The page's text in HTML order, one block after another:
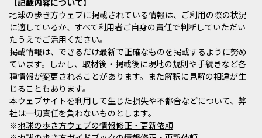
地球の歩き方ウェブに掲載されている情報は、ご利用の際の状況
に適しているか、すべて利用者ご自身の責任で判断していただい
たうえでご活用ください。
掲載情報は、できるだけ最新で正確なものを掲載するように努め
ています。しかし、取材後・掲載後に現地の規則や手続きなど各
種情報が変更されることがあります。また解釈に見解の相違が生
じることもあります。
本ウェブサイトを利用して生じた損失や不都合などについて、弊
社は一切責任を負わないものとします。
※地球の歩き方ウェブの情報修正・更新依頼